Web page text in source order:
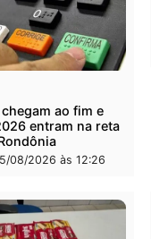
já levou mais de
em 2026